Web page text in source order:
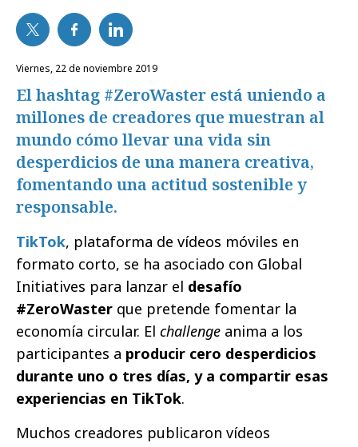
viernes, 22 de noviembre 2019
El hashtag #ZeroWaster está uniendo a
millones de creadores que muestran al
mundo cómo llevar una vida sin
desperdicios de una manera creativa,
fomentando una actitud sostenible y
responsable.
TikTok, plataforma de vídeos móviles en
formato corto, se ha asociado con Global
Initiatives para lanzar el desafío
#ZeroWaster que pretende fomentar la
economía circular. El challenge anima a los
participantes a producir cero desperdicios
durante uno o tres días, y a compartir esas
experiencias en TikTok.
Muchos creadores publicaron vídeos